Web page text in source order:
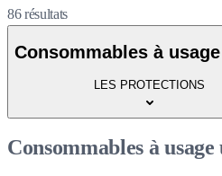
86résultats
Consommables à
LES PROTECTIONS
Consommables à